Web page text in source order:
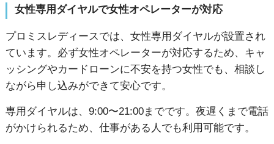
女性専用ダイヤルで女性オペレーターが対応
プロミスレディースでは、女性専用ダイヤルが設置され
ています。 必ず女性オペレーターが対応するため、キャ
ッシングやカードローンに不安を持つ女性でも、相談し
ながら申し込みができて安心です。
専用ダイヤルは、9:00〜21:00までです。夜遅くまで電話
がかけられるため、仕事がある人でも利用可能です。